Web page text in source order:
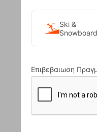
Ski &
Snowboard
Επιβεβαιωση